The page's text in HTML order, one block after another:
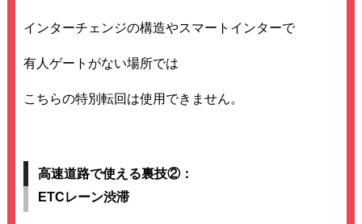
インターチェンジの構造やスマートインターで
有人ゲートがない場所では
こちらの特別転回は使用できません。
高速道路で使える裏技②：
ETCレーン渋滞